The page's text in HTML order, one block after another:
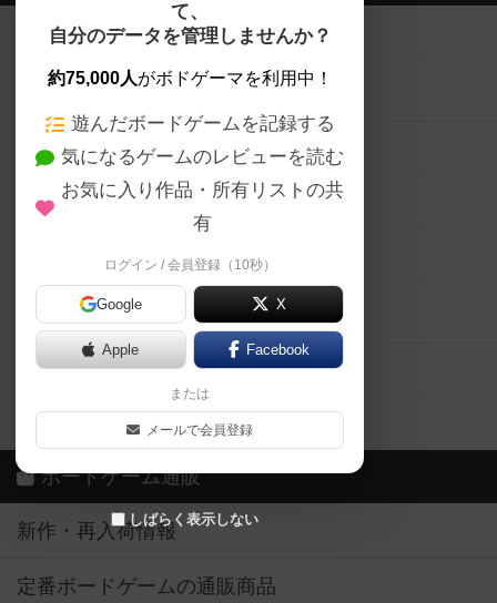
て、
自分のデータを管理しませんか？
約75,000人がボドゲーマを利用中！
遊んだボードゲームを記録する
気になるゲームのレビューを読む
お気に入り作品・所有リストの共
有
ログイン / 会員登録（10秒）
Google X
Apple Facebook
または
メールで会員登録
しばらく表示しない
ボードゲームを検索する
ボードゲームの新着レビュー
ボードゲーム会情報
メカニクス特集
掲示板・トピックス
ボドとも・会員一覧
ボードゲーム業界コラム
ボドゲーマご利用案内
ボードゲーム通販
新作・再入荷情報
定番ボードゲームの通販商品